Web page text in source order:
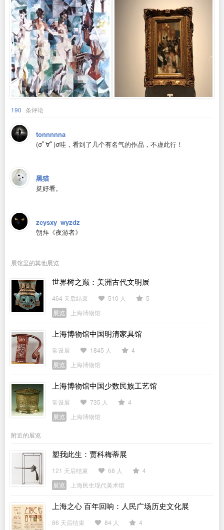
190 条评论
tonnnnna
(σﾟ∀ﾟ)σ哇，看到了几个有名气的作品，不虚此行！
黑猫
挺好看。
zcysxy_wyzdz
朝拜《夜游者》
展馆里的其他展览
世界树之巅：美洲古代文明展
464 天后结束 510 人
5
展览
上海博物馆
上海博物馆中国明清家具馆
常设展 1845 人
4
展览
上海博物馆
上海博物馆中国少数民族工艺馆
常设展 735 人
4
展览
上海博物馆
附近的展览
塑我此生：贾科梅蒂展
121 天后结束 68 人
4
展览
上海民生现代美术馆
上海之心 百年回响：人民广场历史文化展
86 天后结束 84 人 4